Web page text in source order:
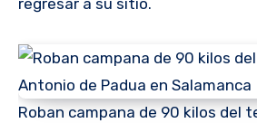
regresar a su sitio.
Roban campana de 90 kilos del